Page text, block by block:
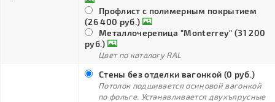
Профлист с полимерным покрытием
(26 400 руб.)
Металлочерепица "Monterrey" (31 200
руб.)
Цвет по каталогу RAL
Стены без отделки вагонкой (0 руб.)
Потолок подшивается осиновой вагонкой
по фольге. Устанавливается двухъярусные